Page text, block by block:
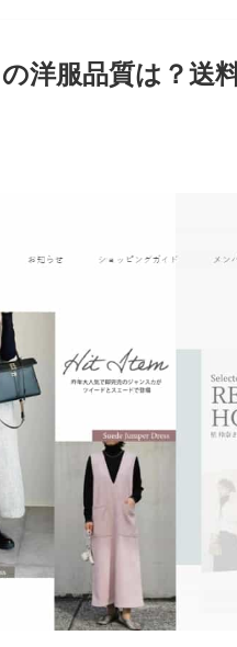
洋服品質は？送